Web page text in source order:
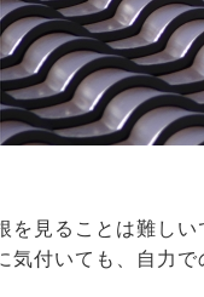
を見ることは難し
気付いても、自力